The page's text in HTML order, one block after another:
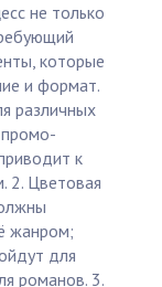
не только
которые
и формат.
различных
к
2. Цветовая
жанром;
для
романов. 3.